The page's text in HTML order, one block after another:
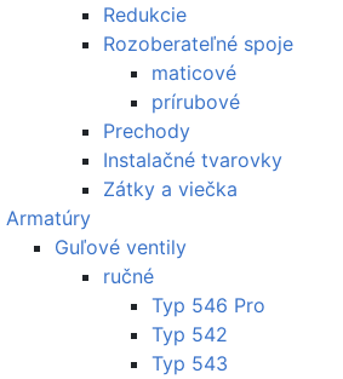
Redukcie
Rozoberateľné spoje
maticové
prírubové
Prechody
Instalačné tvarovky
Zátky a viečka
Armatúry
Guľové ventily
ručné
Typ 546 Pro
Typ 542
Typ 543